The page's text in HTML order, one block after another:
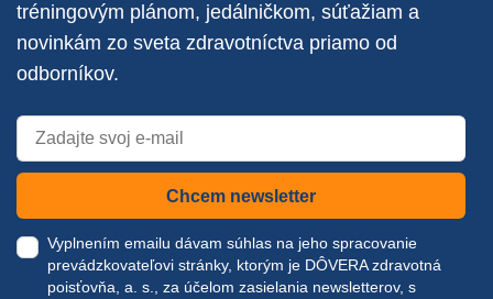
tréningovým plánom, jedálničkom, súťažiam a
novinkám zo sveta zdravotníctva priamo od
odborníkov.
Chcem newsletter
Vyplnením emailu dávam súhlas na jeho spracovanie
prevádzkovateľovi stránky, ktorým je DÔVERA zdravotná
poisťovňa, a. s., za účelom zasielania newsletterov, s